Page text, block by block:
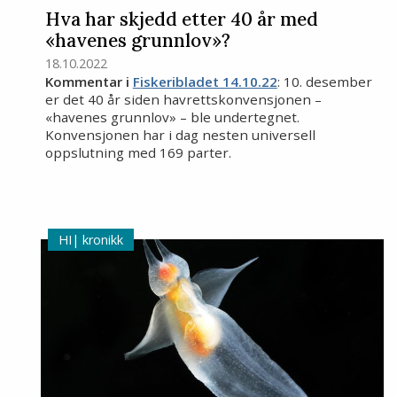
Hva har skjedd etter 40 år med
«havenes grunnlov»?
18.10.2022
Kommentar i Fiskeribladet 14.10.22: 10. desember
er det 40 år siden havrettskonvensjonen –
«havenes grunnlov» – ble undertegnet.
Konvensjonen har i dag nesten universell
oppslutning med 169 parter.
kronikk